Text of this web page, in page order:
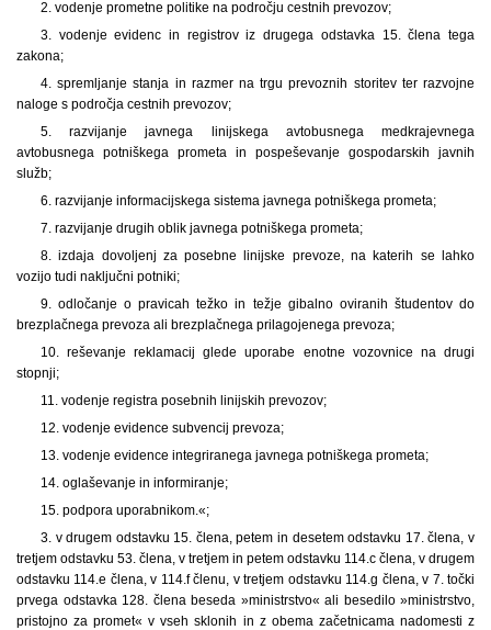
2. vodenje prometne politike na področju cestnih prevozov;
3. vodenje evidenc in registrov iz drugega odstavka 15. člena tega
zakona;
4. spremljanje stanja in razmer na trgu prevoznih storitev ter razvojne
naloge s področja cestnih prevozov;
5. razvijanje javnega linijskega avtobusnega medkrajevnega
avtobusnega potniškega prometa in pospeševanje gospodarskih javnih
služb;
6. razvijanje informacijskega sistema javnega potniškega prometa;
7. razvijanje drugih oblik javnega potniškega prometa;
8. izdaja dovoljenj za posebne linijske prevoze, na katerih se lahko
vozijo tudi naključni potniki;
9. odločanje o pravicah težko in težje gibalno oviranih študentov do
brezplačnega prevoza ali brezplačnega prilagojenega prevoza;
10. reševanje reklamacij glede uporabe enotne vozovnice na drugi
stopnji;
11. vodenje registra posebnih linijskih prevozov;
12. vodenje evidence subvencij prevoza;
13. vodenje evidence integriranega javnega potniškega prometa;
14. oglaševanje in informiranje;
15. podpora uporabnikom.«;
3. v drugem odstavku 15. člena, petem in desetem odstavku 17. člena, v
tretjem odstavku 53. člena, v tretjem in petem odstavku 114.c člena, v drugem
odstavku 114.e člena, v 114.f členu, v tretjem odstavku 114.g člena, v 7. točki
prvega odstavka 128. člena beseda »ministrstvo« ali besedilo »ministrstvo,
pristojno za promet« v vseh sklonih in z obema začetnicama nadomesti z